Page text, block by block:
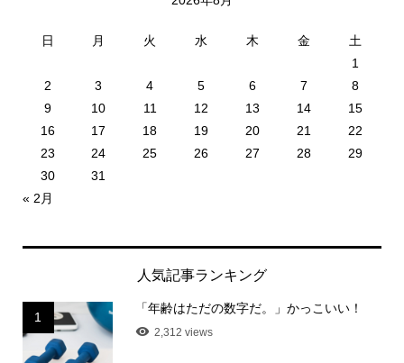
日 月 火 水 木 金
土
1
2
3 4 5 6 7
8
9
10 11 12 13 14
15
16
17 18 19 20 21
22
23
24 25 26 27 28
29
30
31
« 2月
人気記事ランキング
1
「年齢はただの数字だ。」かっこいい！
2,312 views